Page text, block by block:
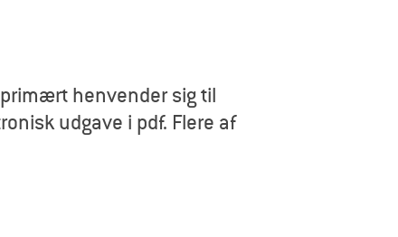
henvender sig til
udgave i pdf. Flere af